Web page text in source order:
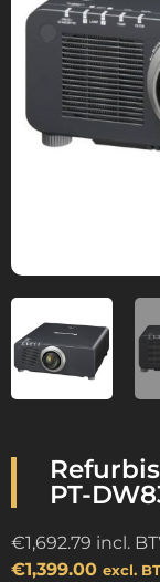
PT-
€1,692.79 incl.
€1,399.00 excl.